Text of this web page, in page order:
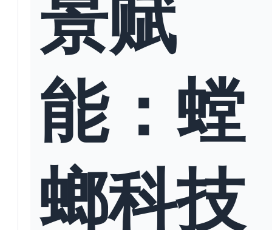
能：螳
螂科技